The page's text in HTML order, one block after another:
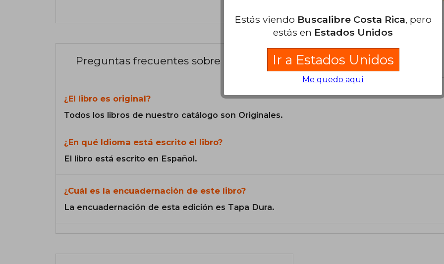
Preguntas frecuentes sobre el libro
¿El libro es original?
Todos los libros de nuestro catálogo son Originales.
¿En qué Idioma está escrito el libro?
El libro está escrito en Español.
¿Cuál es la encuadernación de este libro?
La encuadernación de esta edición es Tapa Dura.
Estás viendo Buscalibre Costa Rica, pero
estás en Estados Unidos
Ir a Estados Unidos
Me quedo aquí